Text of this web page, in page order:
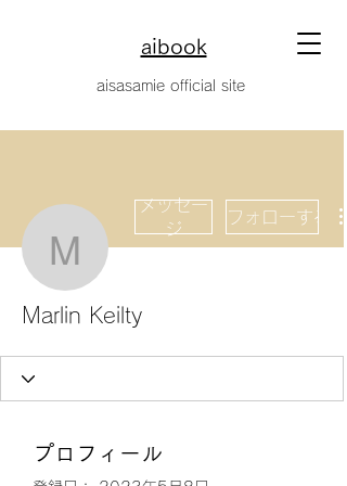
aibook
​aisasamie official site
Marlin Keilty
メッセー
ジ
フォローする
Marlin Keilty
プロフィール